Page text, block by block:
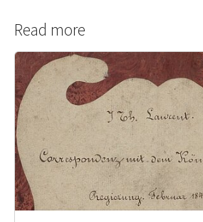
Read more